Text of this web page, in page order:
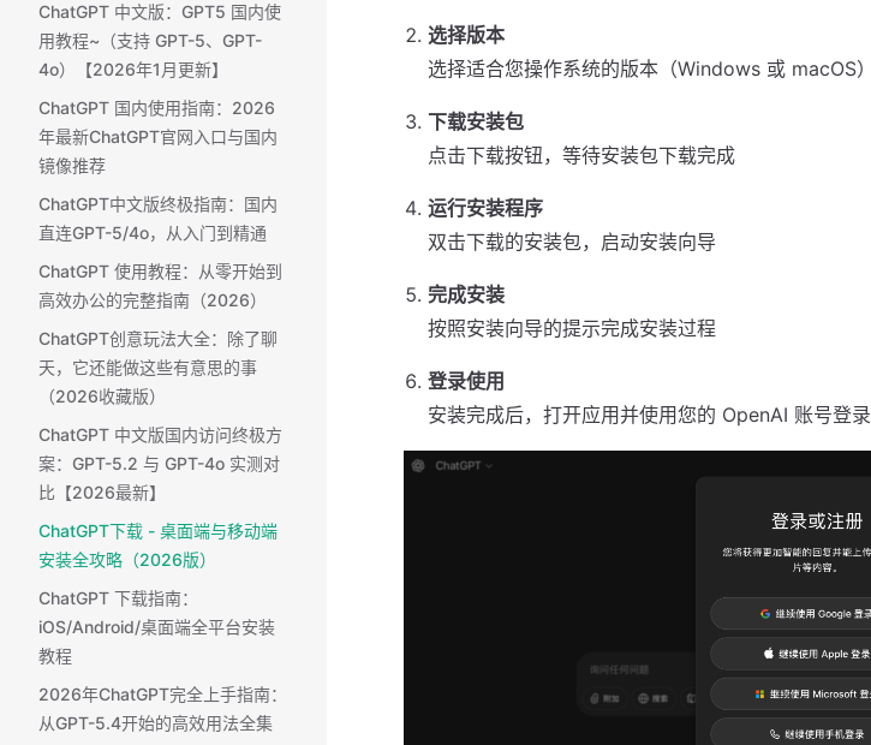
ChatGPT 中文版：GPT5 国内使
用教程~（支持 GPT-5、GPT-
4o）【2026年1月更新】
ChatGPT 国内使用指南：2026
年最新ChatGPT官网入口与国内
镜像推荐
ChatGPT中文版终极指南：国内
直连GPT-5/4o，从入门到精通
ChatGPT 使用教程：从零开始到
高效办公的完整指南（2026）
ChatGPT创意玩法大全：除了聊
天，它还能做这些有意思的事
（2026收藏版）
ChatGPT 中文版国内访问终极方
案：GPT-5.2 与 GPT-4o 实测对
比【2026最新】
ChatGPT下载 - 桌面端与移动端
安装全攻略（2026版）
ChatGPT 下载指南：
iOS/Android/桌面端全平台安装
教程
2026年ChatGPT完全上手指南：
从GPT-5.4开始的高效用法全集
选择版本
选择适合您操作系统的版本（Windows 或 macOS）
下载安装包
点击下载按钮，等待安装包下载完成
运行安装程序
双击下载的安装包，启动安装向导
完成安装
按照安装向导的提示完成安装过程
登录使用
安装完成后，打开应用并使用您的 OpenAI 账号登录